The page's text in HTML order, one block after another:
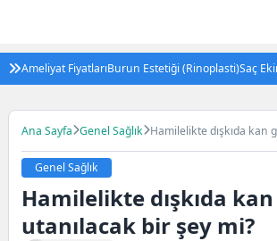
Ameliyat FiyatlarıBurun Estetiği (Rinoplasti)Saç
Ana Sayfa Genel Sağlık Hamilelikte dışkıda kan
Genel Sağlık
Hamilelikte dışkıda
utanılacak bir şey mi?